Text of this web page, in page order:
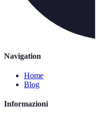
Navigation
Home
Blog
Informazioni